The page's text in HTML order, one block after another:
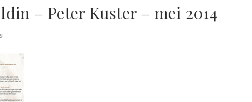
– Peter Kuster – mei 2014